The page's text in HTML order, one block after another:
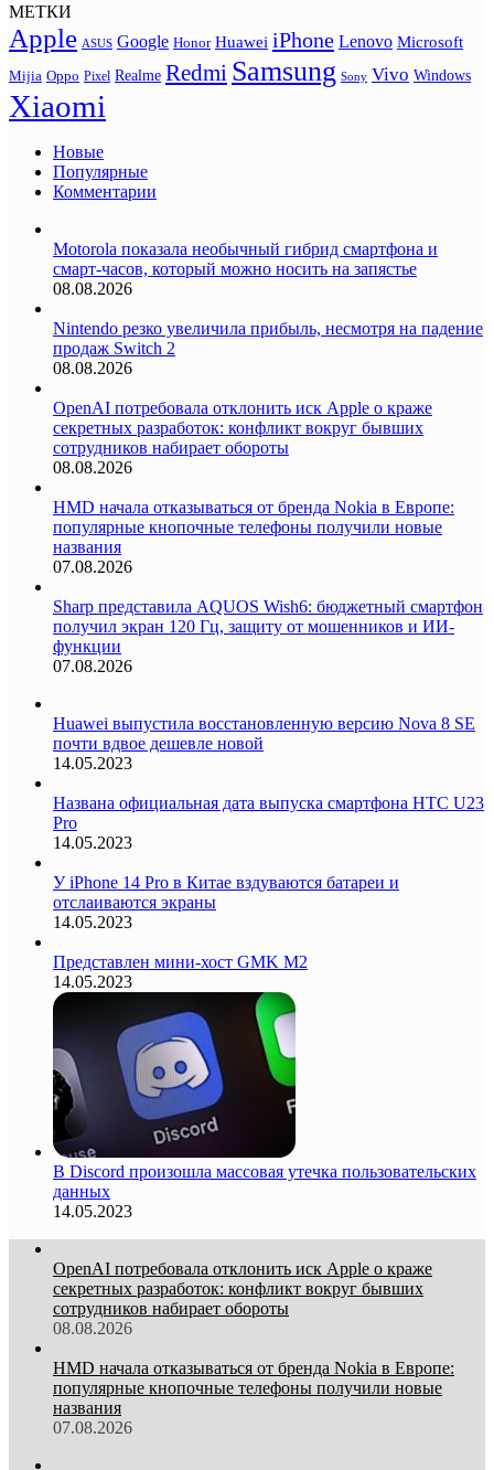
МЕТКИ
Apple ASUS Google Honor Huawei iPhone Lenovo Microsoft
Mijia Oppo Pixel Realme Redmi Samsung Sony Vivo Windows
Xiaomi
Новые
Популярные
Комментарии
Motorola показала необычный гибрид смартфона и
смарт-часов, который можно носить на запястье
08.08.2026
Nintendo резко увеличила прибыль, несмотря на падение
продаж Switch 2
08.08.2026
OpenAI потребовала отклонить иск Apple о краже
секретных разработок: конфликт вокруг бывших
сотрудников набирает обороты
08.08.2026
HMD начала отказываться от бренда Nokia в Европе:
популярные кнопочные телефоны получили новые
названия
07.08.2026
Sharp представила AQUOS Wish6: бюджетный смартфон
получил экран 120 Гц, защиту от мошенников и ИИ-
функции
07.08.2026
Huawei выпустила восстановленную версию Nova 8 SE
почти вдвое дешевле новой
14.05.2023
Названа официальная дата выпуска смартфона HTC U23
Pro
14.05.2023
У iPhone 14 Pro в Китае вздуваются батареи и
отслаиваются экраны
14.05.2023
Представлен мини-хост GMK M2
14.05.2023
В Discord произошла массовая утечка пользовательских
данных
14.05.2023
OpenAI потребовала отклонить иск Apple о краже
секретных разработок: конфликт вокруг бывших
сотрудников набирает обороты
08.08.2026
HMD начала отказываться от бренда Nokia в Европе:
популярные кнопочные телефоны получили новые
названия
07.08.2026